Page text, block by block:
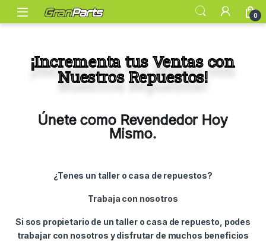
0
¡Incrementa tus Ventas con
Nuestros Repuestos!
Únete como Revendedor Hoy
Mismo.
¿Tenes un taller o casa de repuestos?
Trabaja con nosotros
Si sos propietario de un taller o casa de repuesto, podes
trabajar con nosotros y disfrutar de muchos beneficios